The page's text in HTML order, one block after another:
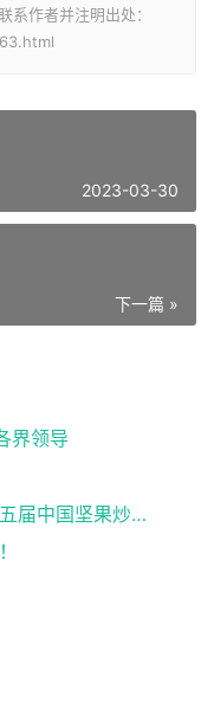
系作者并注明出处：
2023-03-30
下一篇 »
界领导
许昌智工参加安徽合肥2021第十五届中国坚果炒货展掠影